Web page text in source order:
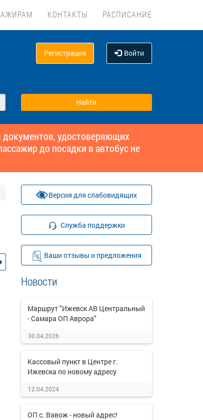
КОНТАКТЫ РАСПИСАНИЕ
Регистрация Войти
удостоверяющих
до посадки в автобус не
Версия для слабовидящих
Служба поддержки
Ваши отзывы и предложения
Новости
Маршрут "Ижевск АВ Центральный
- Самара ОП Аврора"
30.04.2026
Кассовый пункт в Центре г.
Ижевска по новому адресу
12.04.2024
ОП с. Вавож - новый адрес!